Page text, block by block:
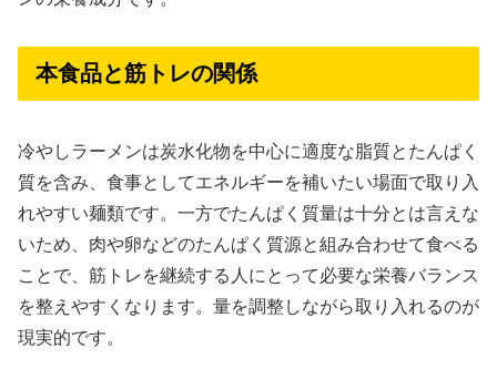
本食品と筋トレの関係
冷やしラーメンは炭水化物を中心に適度な脂質とたんぱく
質を含み、食事としてエネルギーを補いたい場面で取り入
れやすい麺類です。一方でたんぱく質量は十分とは言えな
いため、肉や卵などのたんぱく質源と組み合わせて食べる
ことで、筋トレを継続する人にとって必要な栄養バランス
を整えやすくなります。量を調整しながら取り入れるのが
現実的です。